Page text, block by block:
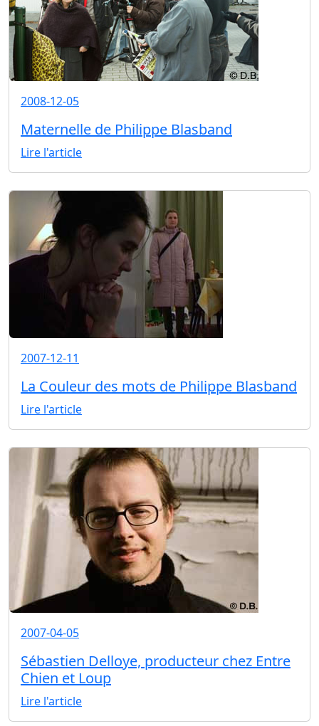
2008-12-05
Maternelle de Philippe Blasband
Lire l'article
2007-12-11
La Couleur des mots de Philippe Blasband
Lire l'article
2007-04-05
Sébastien Delloye, producteur chez Entre
Chien et Loup
Lire l'article